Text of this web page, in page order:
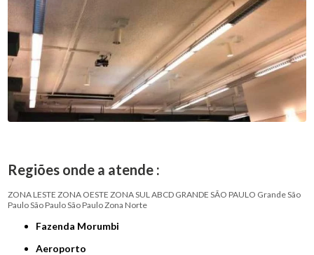
Regiões onde a atende :
ZONA LESTE ZONA OESTE ZONA SUL ABCD GRANDE SÃO PAULO Grande São
PauloSão PauloSão PauloZona Norte
Fazenda Morumbi
Aeroporto